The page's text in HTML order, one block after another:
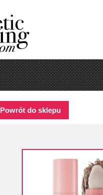
Powrót do sklepu